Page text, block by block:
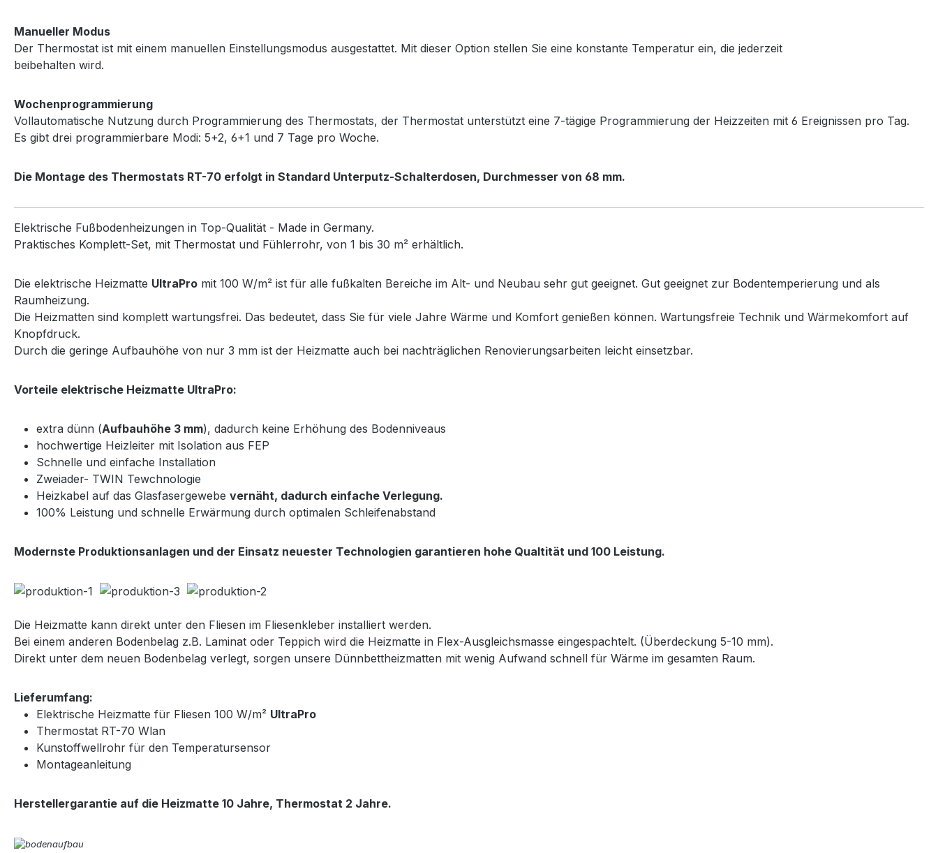
Manueller Modus
Der Thermostat ist mit einem manuellen Einstellungsmodus ausgestattet. Mit dieser Option stellen Sie eine konstante Temperatur ein, die jederzeit
beibehalten wird.
Wochenprogrammierung
Vollautomatische Nutzung durch Programmierung des Thermostats, der Thermostat unterstützt eine 7-tägige Programmierung der Heizzeiten mit 6 Ereignissen pro Tag.
Es gibt drei programmierbare Modi: 5+2, 6+1 und 7 Tage pro Woche.
Die Montage des Thermostats RT-70 erfolgt in Standard Unterputz-Schalterdosen, Durchmesser von 68 mm.
Elektrische Fußbodenheizungen in Top-Qualität - Made in Germany.
Praktisches Komplett-Set, mit Thermostat und Fühlerrohr, von 1 bis 30 m² erhältlich.
Die elektrische Heizmatte UltraPro mit 100 W/m² ist für alle fußkalten Bereiche im Alt- und Neubau sehr gut geeignet. Gut geeignet zur Bodentemperierung und als
Raumheizung.
Die Heizmatten sind komplett wartungsfrei. Das bedeutet, dass Sie für viele Jahre Wärme und Komfort genießen können. Wartungsfreie Technik und Wärmekomfort auf
Knopfdruck.
Durch die geringe Aufbauhöhe von nur 3 mm ist der Heizmatte auch bei nachträglichen Renovierungsarbeiten leicht einsetzbar.
Vorteile elektrische Heizmatte UltraPro:
extra dünn (Aufbauhöhe 3 mm), dadurch keine Erhöhung des Bodenniveaus
hochwertige Heizleiter mit Isolation aus FEP
Schnelle und einfache Installation
Zweiader- TWIN Tewchnologie
Heizkabel auf das Glasfasergewebe vernäht, dadurch einfache Verlegung.
100% Leistung und schnelle Erwärmung durch optimalen Schleifenabstand
Modernste Produktionsanlagen und der Einsatz neuester Technologien garantieren hohe Qualtität und 100 Leistung.
Die Heizmatte kann direkt unter den Fliesen im Fliesenkleber installiert werden.
Bei einem anderen Bodenbelag z.B. Laminat oder Teppich wird die Heizmatte in Flex-Ausgleichsmasse eingespachtelt. (Überdeckung 5-10 mm).
Direkt unter dem neuen Bodenbelag verlegt, sorgen unsere Dünnbettheizmatten mit wenig Aufwand schnell für Wärme im gesamten Raum.
Lieferumfang:
Elektrische Heizmatte für Fliesen 100 W/m² UltraPro
Thermostat RT-70 Wlan
Kunstoffwellrohr für den Temperatursensor
Montageanleitung
Herstellergarantie auf die Heizmatte 10 Jahre, Thermostat 2 Jahre.